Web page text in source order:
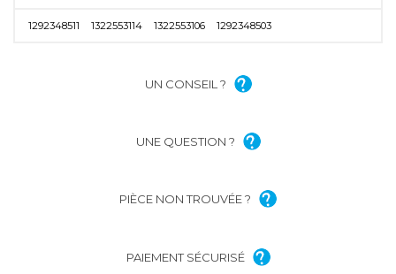
1292348511 1322553114 1322553106 1292348503
UN CONSEIL ?
UNE QUESTION ?
PIÈCE NON TROUVÉE ?
PAIEMENT SÉCURISÉ